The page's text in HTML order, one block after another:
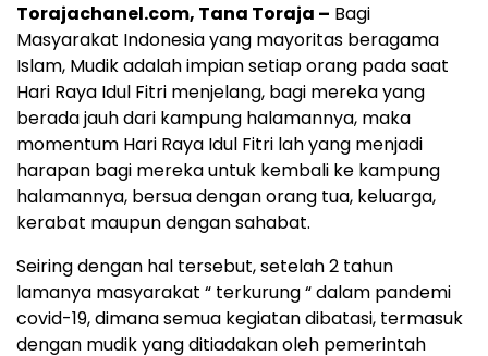
Torajachanel.com, Tana Toraja – Bagi
Masyarakat Indonesia yang mayoritas beragama
Islam, Mudik adalah impian setiap orang pada saat
Hari Raya Idul Fitri menjelang, bagi mereka yang
berada jauh dari kampung halamannya, maka
momentum Hari Raya Idul Fitri lah yang menjadi
harapan bagi mereka untuk kembali ke kampung
halamannya, bersua dengan orang tua, keluarga,
kerabat maupun dengan sahabat.
Seiring dengan hal tersebut, setelah 2 tahun
lamanya masyarakat “ terkurung “ dalam pandemi
covid-19, dimana semua kegiatan dibatasi, termasuk
dengan mudik yang ditiadakan oleh pemerintah